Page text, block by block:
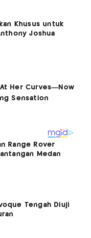
Khusus untuk
Joshua
Range Rover
Medan
Tengah Diuji